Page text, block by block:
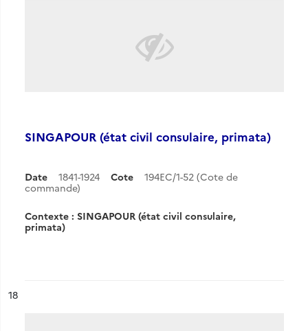
SINGAPOUR (état civil consulaire, primata)
Date 1841-1924 Cote
194EC/1-52 (Cote de
commande)
Contexte : SINGAPOUR (état civil consulaire,
primata)
n°
18